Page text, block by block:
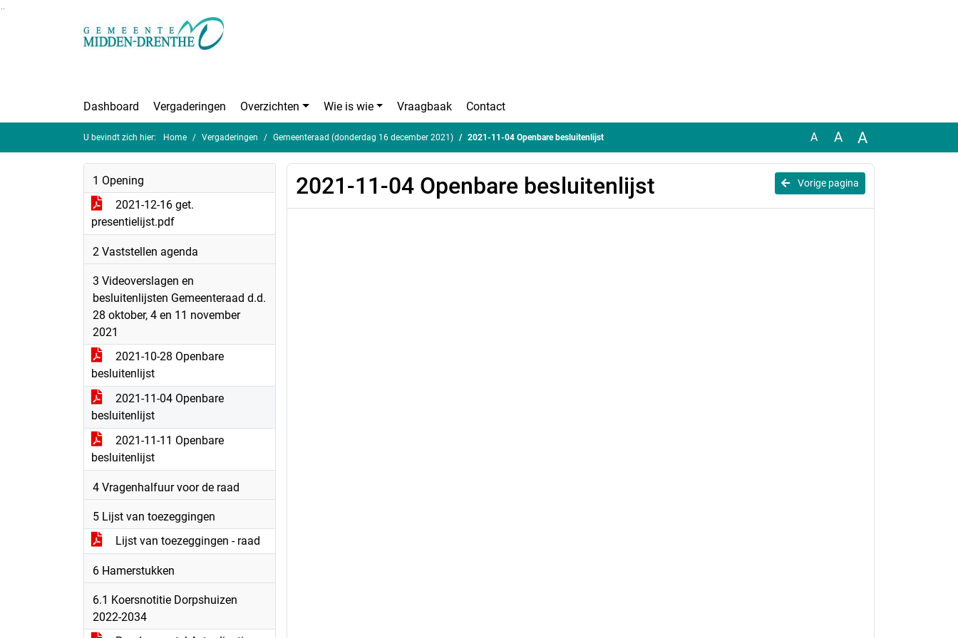
Dashboard Vergaderingen Overzichten Wie is wie Vraagbaak Contact
U bevindt zich hier: Home Vergaderingen Gemeenteraad (donderdag 16 december 2021) 2021-11-04 Openbare besluitenlijst A A A
1 Opening
2021-12-16 get.
presentielijst.pdf
2 Vaststellen agenda
3 Videoverslagen en
besluitenlijsten Gemeenteraad d.d.
28 oktober, 4 en 11 november
2021
2021-10-28 Openbare
besluitenlijst
2021-11-04 Openbare
besluitenlijst
2021-11-11 Openbare
besluitenlijst
4 Vragenhalfuur voor de raad
5 Lijst van toezeggingen
Lijst van toezeggingen - raad
6 Hamerstukken
6.1 Koersnotitie Dorpshuizen
2022-2034
Vorige pagina
2021-11-04 Openbare besluitenlijst